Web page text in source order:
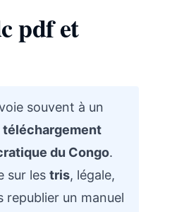
pdf et
souvent à un
téléchargement
du Congo.
sur les tris, légale,
republier un manuel